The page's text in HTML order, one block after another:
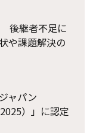
後継者不足に
や課題解決の
ャパン
）」に認定